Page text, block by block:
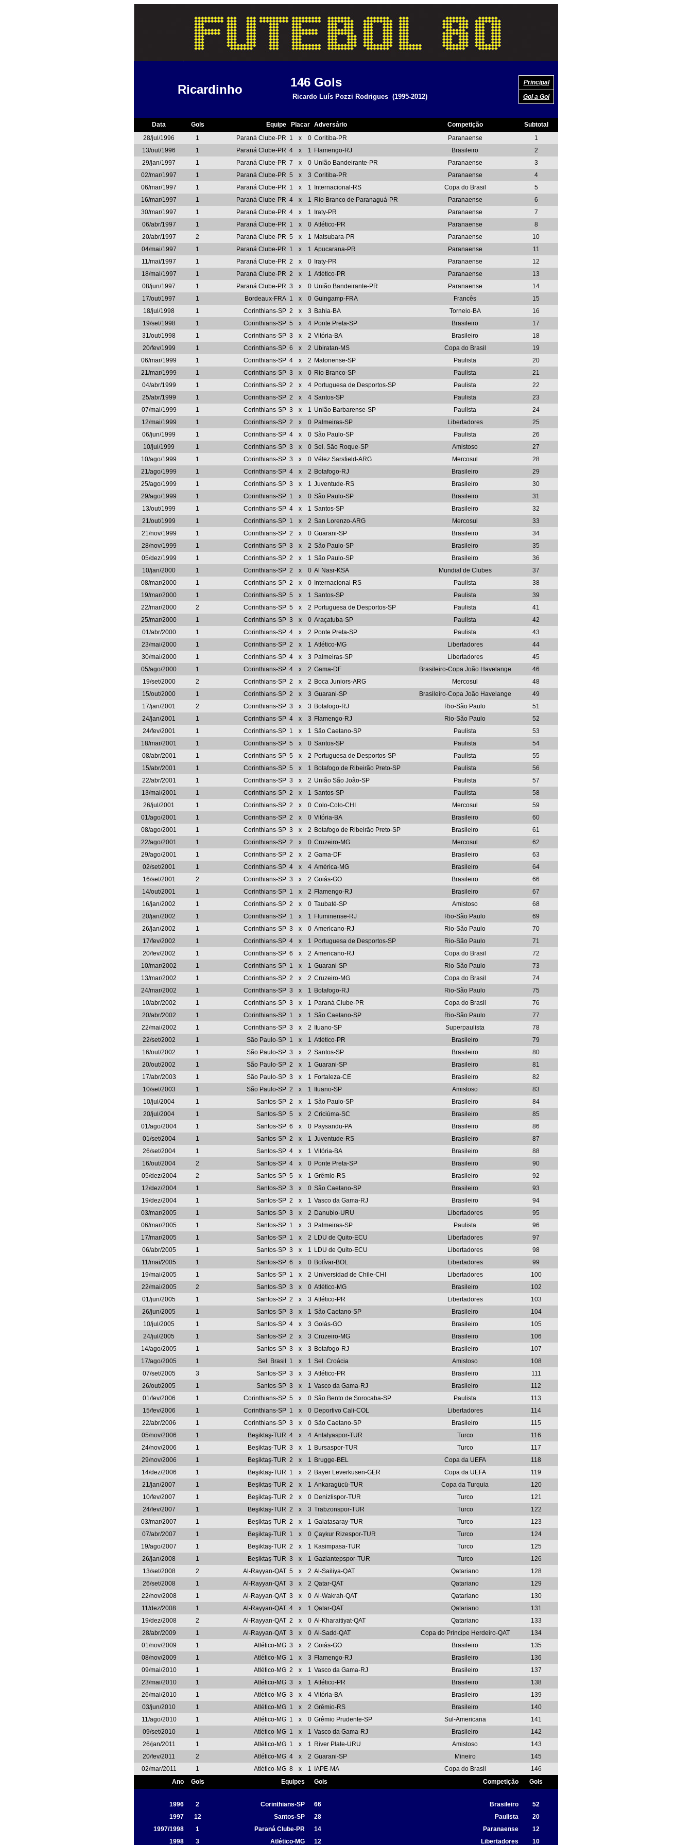
Ricardinho
146 Gols Principal
Ricardo Luís Pozzi Rodrigues (1995-2012) Gol a Gol
Data Gols Equipe Placar Adversário Competição
Subtotal
28/jul/1996
1 Paraná Clube-PR 1 x 0 Coritiba-PR Paranaense
1
13/out/1996
1 Paraná Clube-PR 4 x 1 Flamengo-RJ Brasileiro
2
29/jan/1997
1 Paraná Clube-PR 7 x 0 União Bandeirante-PR Paranaense
3
02/mar/1997
1 Paraná Clube-PR 5 x 3 Coritiba-PR Paranaense
4
06/mar/1997
1 Paraná Clube-PR 1 x 1 Internacional-RS Copa do Brasil
5
16/mar/1997
1 Paraná Clube-PR 4 x 1 Rio Branco de Paranaguá-PR Paranaense
6
30/mar/1997
1 Paraná Clube-PR 4 x 1 Iraty-PR Paranaense
7
06/abr/1997
1 Paraná Clube-PR 1 x 0 Atlético-PR Paranaense
8
20/abr/1997
2 Paraná Clube-PR 5 x 1 Matsubara-PR Paranaense
10
04/mai/1997
1 Paraná Clube-PR 1 x 1 Apucarana-PR Paranaense
11
11/mai/1997
1 Paraná Clube-PR 2 x 0 Iraty-PR Paranaense
12
18/mai/1997
1 Paraná Clube-PR 2 x 1 Atlético-PR Paranaense
13
08/jun/1997
1 Paraná Clube-PR 3 x 0 União Bandeirante-PR Paranaense
14
17/out/1997
1 Bordeaux-FRA 1 x 0 Guingamp-FRA Francês
15
18/jul/1998
1 Corinthians-SP 2 x 3 Bahia-BA Torneio-BA
16
19/set/1998
1 Corinthians-SP 5 x 4 Ponte Preta-SP Brasileiro
17
31/out/1998
1 Corinthians-SP 3 x 2 Vitória-BA Brasileiro
18
20/fev/1999
1 Corinthians-SP 6 x 2 Ubiratan-MS Copa do Brasil
19
06/mar/1999
1 Corinthians-SP 4 x 2 Matonense-SP Paulista
20
21/mar/1999
1 Corinthians-SP 3 x 0 Rio Branco-SP Paulista
21
04/abr/1999
1 Corinthians-SP 2 x 4 Portuguesa de Desportos-SP Paulista
22
25/abr/1999
1 Corinthians-SP 2 x 4 Santos-SP Paulista
23
07/mai/1999
1 Corinthians-SP 3 x 1 União Barbarense-SP Paulista
24
12/mai/1999
1 Corinthians-SP 2 x 0 Palmeiras-SP Libertadores
25
06/jun/1999
1 Corinthians-SP 4 x 0 São Paulo-SP Paulista
26
10/jul/1999
1 Corinthians-SP 3 x 0 Sel. São Roque-SP Amistoso
27
10/ago/1999
1 Corinthians-SP 3 x 0 Vélez Sarsfield-ARG Mercosul
28
21/ago/1999
1 Corinthians-SP 4 x 2 Botafogo-RJ Brasileiro
29
25/ago/1999
1 Corinthians-SP 3 x 1 Juventude-RS Brasileiro
30
29/ago/1999
1 Corinthians-SP 1 x 0 São Paulo-SP Brasileiro
31
13/out/1999
1 Corinthians-SP 4 x 1 Santos-SP Brasileiro
32
21/out/1999
1 Corinthians-SP 1 x 2 San Lorenzo-ARG Mercosul
33
21/nov/1999
1 Corinthians-SP 2 x 0 Guarani-SP Brasileiro
34
28/nov/1999
1 Corinthians-SP 3 x 2 São Paulo-SP Brasileiro
35
05/dez/1999
1 Corinthians-SP 2 x 1 São Paulo-SP Brasileiro
36
10/jan/2000
1 Corinthians-SP 2 x 0 Al Nasr-KSA Mundial de Clubes
37
08/mar/2000
1 Corinthians-SP 2 x 0 Internacional-RS Paulista
38
19/mar/2000
1 Corinthians-SP 5 x 1 Santos-SP Paulista
39
22/mar/2000
2 Corinthians-SP 5 x 2 Portuguesa de Desportos-SP Paulista
41
25/mar/2000
1 Corinthians-SP 3 x 0 Araçatuba-SP Paulista
42
01/abr/2000
1 Corinthians-SP 4 x 2 Ponte Preta-SP Paulista
43
23/mai/2000
1 Corinthians-SP 2 x 1 Atlético-MG Libertadores
44
30/mai/2000
1 Corinthians-SP 4 x 3 Palmeiras-SP Libertadores
45
05/ago/2000
1 Corinthians-SP 4 x 2 Gama-DF Brasileiro-Copa João Havelange
46
19/set/2000
2 Corinthians-SP 2 x 2 Boca Juniors-ARG Mercosul
48
15/out/2000
1 Corinthians-SP 2 x 3 Guarani-SP Brasileiro-Copa João Havelange
49
17/jan/2001
2 Corinthians-SP 3 x 3 Botafogo-RJ Rio-São Paulo
51
24/jan/2001
1 Corinthians-SP 4 x 3 Flamengo-RJ Rio-São Paulo
52
24/fev/2001
1 Corinthians-SP 1 x 1 São Caetano-SP Paulista
53
18/mar/2001
1 Corinthians-SP 5 x 0 Santos-SP Paulista
54
08/abr/2001
1 Corinthians-SP 5 x 2 Portuguesa de Desportos-SP Paulista
55
15/abr/2001
1 Corinthians-SP 5 x 1 Botafogo de Ribeirão Preto-SP Paulista
56
22/abr/2001
1 Corinthians-SP 3 x 2 União São João-SP Paulista
57
13/mai/2001
1 Corinthians-SP 2 x 1 Santos-SP Paulista
58
26/jul/2001
1 Corinthians-SP 2 x 0 Colo-Colo-CHI Mercosul
59
01/ago/2001
1 Corinthians-SP 2 x 0 Vitória-BA Brasileiro
60
08/ago/2001
1 Corinthians-SP 3 x 2 Botafogo de Ribeirão Preto-SP Brasileiro
61
22/ago/2001
1 Corinthians-SP 2 x 0 Cruzeiro-MG Mercosul
62
29/ago/2001
1 Corinthians-SP 2 x 2 Gama-DF Brasileiro
63
02/set/2001
1 Corinthians-SP 4 x 4 América-MG Brasileiro
64
16/set/2001
2 Corinthians-SP 3 x 2 Goiás-GO Brasileiro
66
14/out/2001
1 Corinthians-SP 1 x 2 Flamengo-RJ Brasileiro
67
16/jan/2002
1 Corinthians-SP 2 x 0 Taubaté-SP Amistoso
68
20/jan/2002
1 Corinthians-SP 1 x 1 Fluminense-RJ Rio-São Paulo
69
26/jan/2002
1 Corinthians-SP 3 x 0 Americano-RJ Rio-São Paulo
70
17/fev/2002
1 Corinthians-SP 4 x 1 Portuguesa de Desportos-SP Rio-São Paulo
71
20/fev/2002
1 Corinthians-SP 6 x 2 Americano-RJ Copa do Brasil
72
10/mar/2002
1 Corinthians-SP 1 x 1 Guarani-SP Rio-São Paulo
73
13/mar/2002
1 Corinthians-SP 2 x 2 Cruzeiro-MG Copa do Brasil
74
24/mar/2002
1 Corinthians-SP 3 x 1 Botafogo-RJ Rio-São Paulo
75
10/abr/2002
1 Corinthians-SP 3 x 1 Paraná Clube-PR Copa do Brasil
76
20/abr/2002
1 Corinthians-SP 1 x 1 São Caetano-SP Rio-São Paulo
77
22/mai/2002
1 Corinthians-SP 3 x 2 Ituano-SP Superpaulista
78
22/set/2002
1 São Paulo-SP 1 x 1 Atlético-PR Brasileiro
79
16/out/2002
1 São Paulo-SP 3 x 2 Santos-SP Brasileiro
80
20/out/2002
1 São Paulo-SP 2 x 1 Guarani-SP Brasileiro
81
17/abr/2003
1 São Paulo-SP 3 x 1 Fortaleza-CE Brasileiro
82
10/set/2003
1 São Paulo-SP 2 x 1 Ituano-SP Amistoso
83
10/jul/2004
1 Santos-SP 2 x 1 São Paulo-SP Brasileiro
84
20/jul/2004
1 Santos-SP 5 x 2 Criciúma-SC Brasileiro
85
01/ago/2004
1 Santos-SP 6 x 0 Paysandu-PA Brasileiro
86
01/set/2004
1 Santos-SP 2 x 1 Juventude-RS Brasileiro
87
26/set/2004
1 Santos-SP 4 x 1 Vitória-BA Brasileiro
88
16/out/2004
2 Santos-SP 4 x 0 Ponte Preta-SP Brasileiro
90
05/dez/2004
2 Santos-SP 5 x 1 Grêmio-RS Brasileiro
92
12/dez/2004
1 Santos-SP 3 x 0 São Caetano-SP Brasileiro
93
19/dez/2004
1 Santos-SP 2 x 1 Vasco da Gama-RJ Brasileiro
94
03/mar/2005
1 Santos-SP 3 x 2 Danubio-URU Libertadores
95
06/mar/2005
1 Santos-SP 1 x 3 Palmeiras-SP Paulista
96
17/mar/2005
1 Santos-SP 1 x 2 LDU de Quito-ECU Libertadores
97
06/abr/2005
1 Santos-SP 3 x 1 LDU de Quito-ECU Libertadores
98
11/mai/2005
1 Santos-SP 6 x 0 Bolívar-BOL Libertadores
99
19/mai/2005
1 Santos-SP 1 x 2 Universidad de Chile-CHI Libertadores
100
22/mai/2005
2 Santos-SP 3 x 0 Atlético-MG Brasileiro
102
01/jun/2005
1 Santos-SP 2 x 3 Atlético-PR Libertadores
103
26/jun/2005
1 Santos-SP 3 x 1 São Caetano-SP Brasileiro
104
10/jul/2005
1 Santos-SP 4 x 3 Goiás-GO Brasileiro
105
24/jul/2005
1 Santos-SP 2 x 3 Cruzeiro-MG Brasileiro
106
14/ago/2005
1 Santos-SP 3 x 3 Botafogo-RJ Brasileiro
107
17/ago/2005
1 Sel. Brasil 1 x 1 Sel. Croácia Amistoso
108
07/set/2005
3 Santos-SP 3 x 3 Atlético-PR Brasileiro
111
26/out/2005
1 Santos-SP 3 x 1 Vasco da Gama-RJ Brasileiro
112
01/fev/2006
1 Corinthians-SP 5 x 0 São Bento de Sorocaba-SP Paulista
113
15/fev/2006
1 Corinthians-SP 1 x 0 Deportivo Cali-COL Libertadores
114
22/abr/2006
1 Corinthians-SP 3 x 0 São Caetano-SP Brasileiro
115
05/nov/2006
1 Beşiktaş-TUR 4 x 4 Antalyaspor-TUR Turco
116
24/nov/2006
1 Beşiktaş-TUR 3 x 1 Bursaspor-TUR Turco
117
29/nov/2006
1 Beşiktaş-TUR 2 x 1 Brugge-BEL Copa da UEFA
118
14/dez/2006
1 Beşiktaş-TUR 1 x 2 Bayer Leverkusen-GER Copa da UEFA
119
21/jan/2007
1 Beşiktaş-TUR 2 x 1 Ankaragücü-TUR Copa da Turquia
120
10/fev/2007
1 Beşiktaş-TUR 2 x 0 Denizlispor-TUR Turco
121
24/fev/2007
1 Beşiktaş-TUR 2 x 3 Trabzonspor-TUR Turco
122
03/mar/2007
1 Beşiktaş-TUR 2 x 1 Galatasaray-TUR Turco
123
07/abr/2007
1 Beşiktaş-TUR 1 x 0 Çaykur Rizespor-TUR Turco
124
19/ago/2007
1 Beşiktaş-TUR 2 x 1 Kasimpasa-TUR Turco
125
26/jan/2008
1 Beşiktaş-TUR 3 x 1 Gaziantepspor-TUR Turco
126
13/set/2008
2 Al-Rayyan-QAT 5 x 2 Al-Sailiya-QAT Qatariano
128
26/set/2008
1 Al-Rayyan-QAT 3 x 2 Qatar-QAT Qatariano
129
22/nov/2008
1 Al-Rayyan-QAT 3 x 0 Al-Wakrah-QAT Qatariano
130
11/dez/2008
1 Al-Rayyan-QAT 4 x 1 Qatar-QAT Qatariano
131
19/dez/2008
2 Al-Rayyan-QAT 2 x 0 Al-Kharaitiyat-QAT Qatariano
133
28/abr/2009
1 Al-Rayyan-QAT 3 x 0 Al-Sadd-QAT Copa do Príncipe Herdeiro-QAT
134
01/nov/2009
1 Atlético-MG 3 x 2 Goiás-GO Brasileiro
135
08/nov/2009
1 Atlético-MG 1 x 3 Flamengo-RJ Brasileiro
136
09/mai/2010
1 Atlético-MG 2 x 1 Vasco da Gama-RJ Brasileiro
137
23/mai/2010
1 Atlético-MG 3 x 1 Atlético-PR Brasileiro
138
26/mai/2010
1 Atlético-MG 3 x 4 Vitória-BA Brasileiro
139
03/jun/2010
1 Atlético-MG 1 x 2 Grêmio-RS Brasileiro
140
11/ago/2010
1 Atlético-MG 1 x 0 Grêmio Prudente-SP Sul-Americana
141
09/set/2010
1 Atlético-MG 1 x 1 Vasco da Gama-RJ Brasileiro
142
26/jan/2011
1 Atlético-MG 1 x 1 River Plate-URU Amistoso
143
20/fev/2011
2 Atlético-MG 4 x 2 Guarani-SP Mineiro
145
02/mar/2011
1 Atlético-MG 8 x 1 IAPE-MA Copa do Brasil
146
Ano
Gols Equipes Gols Competição Gols
1996 2 Corinthians-SP 66 Brasileiro
52
1997
12 Santos-SP 28 Paulista
20
1997/1998
1 Paraná Clube-PR 14 Paranaense
12
1998
3 Atlético-MG 12 Libertadores 10